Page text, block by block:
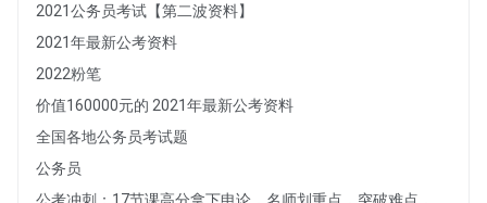
2021公务员考试【第二波资料】
2021年最新公考资料
2022粉笔
价值160000元的 2021年最新公考资料
全国各地公务员考试题
公务员